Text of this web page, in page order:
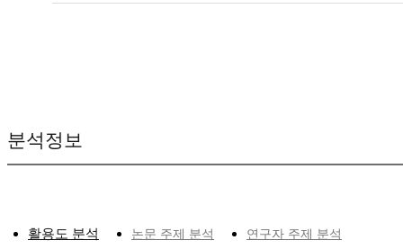
분석정보
활용도 분석 논문 주제 분석 연구자 주제 분석